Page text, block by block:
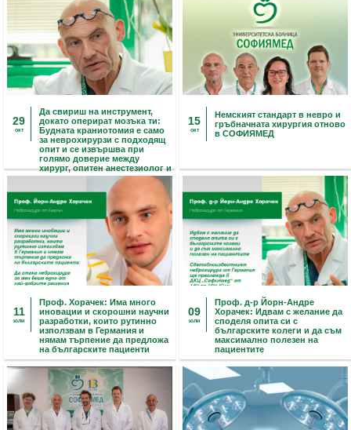
29
окт
Да свириш на инструмент,
докато оперират мозъка ти:
Будната краниотомия е само
за неврохирурзи с подходящ
опит и се извършва при
голямо доверие между
хирург, опитен анестезиолог и
пациент
15
окт
Немският стандарт в невро и
гръбначната хирургия отново
в СОФИЯМЕД
11
юли
Проф. Хорачек: Има много
иновации и скорошни научни
разработки, които рутинно
използвам в Германия и
нямам търпение да предложа
на българските пациенти
09
юли
Проф. д-р Йорн-Андре
Хорачек: Идвам с желание да
споделя опита си с
българските колеги и да съм
максимално полезен на
пациентите